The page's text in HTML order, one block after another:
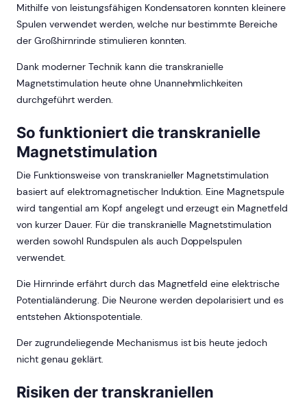
Mithilfe von leistungsfähigen Kondensatoren konnten kleinere
Spulen verwendet werden, welche nur bestimmte Bereiche
der Großhirnrinde stimulieren konnten.
Dank moderner Technik kann die transkranielle
Magnetstimulation heute ohne Unannehmlichkeiten
durchgeführt werden.
So funktioniert die transkranielle
Magnetstimulation
Die Funktionsweise von transkranieller Magnetstimulation
basiert auf elektromagnetischer Induktion. Eine Magnetspule
wird tangential am Kopf angelegt und erzeugt ein Magnetfeld
von kurzer Dauer. Für die transkranielle Magnetstimulation
werden sowohl Rundspulen als auch Doppelspulen
verwendet.
Die Hirnrinde erfährt durch das Magnetfeld eine elektrische
Potentialänderung. Die Neurone werden depolarisiert und es
entstehen Aktionspotentiale.
Der zugrundeliegende Mechanismus ist bis heute jedoch
nicht genau geklärt.
Risiken der transkraniellen